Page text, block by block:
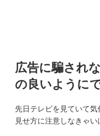
広告に騙され
の良いように
先日テレビを見ていて気
見せ方に注意しなきゃい